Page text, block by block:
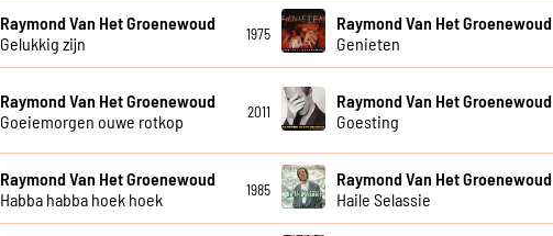
Raymond Van Het Groenewoud
Gelukkig zijn
1975
Raymond Van Het Groenewoud
Genieten
Raymond Van Het Groenewoud
Goeiemorgen ouwe rotkop
2011
Raymond Van Het Groenewoud
Goesting
Raymond Van Het Groenewoud
Habba habba hoek hoek
1985
Raymond Van Het Groenewoud
Haile Selassie